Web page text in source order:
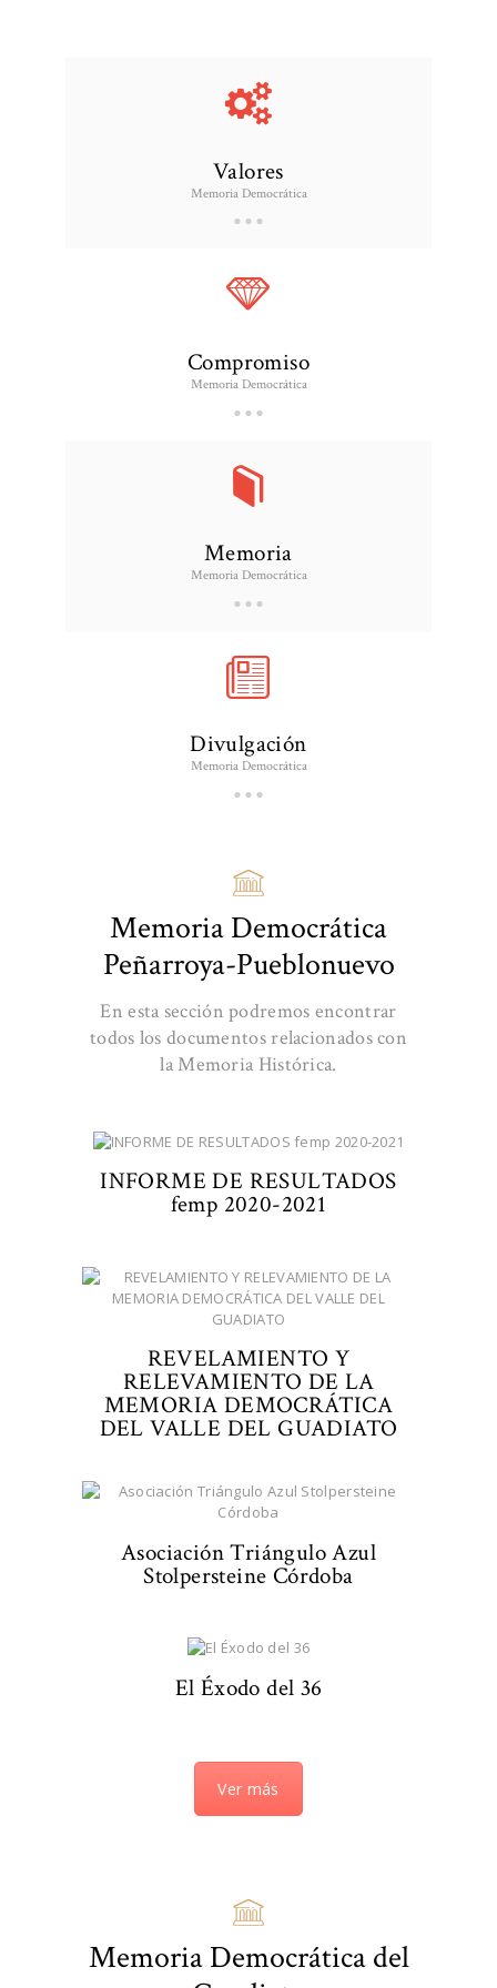
Valores
Memoria Democrática
Compromiso
Memoria Democrática
Memoria
Memoria Democrática
Divulgación
Memoria Democrática
Memoria Democrática
Peñarroya-Pueblonuevo
En esta sección podremos encontrar
todos los documentos relacionados con
la Memoria Histórica.
INFORME DE RESULTADOS
femp 2020-2021
REVELAMIENTO Y
RELEVAMIENTO DE LA
MEMORIA DEMOCRÁTICA
DEL VALLE DEL GUADIATO
Asociación Triángulo Azul
Stolpersteine Córdoba
El Éxodo del 36
Ver más
Memoria Democrática del